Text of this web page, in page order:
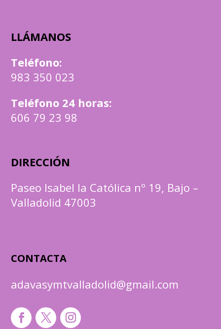
LLÁMANOS
Teléfono:
983 350 023
Teléfono 24 horas:
606 79 23 98
DIRECCIÓN
Paseo Isabel la Católica nº 19, Bajo –
Valladolid 47003
CONTACTA
adavasymtvalladolid@gmail.com